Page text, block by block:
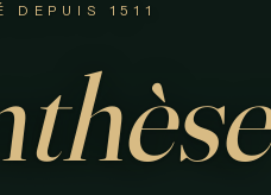
DEPUIS 1511